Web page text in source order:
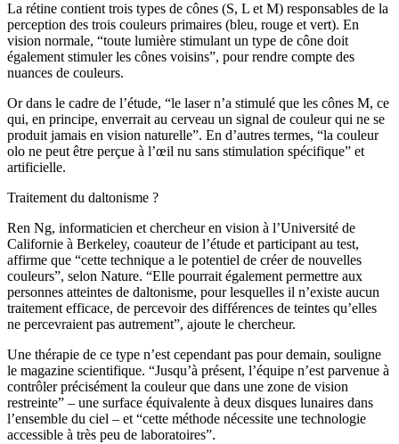
La rétine contient trois types de cônes (S, L et M) responsables de la
perception des trois couleurs primaires (bleu, rouge et vert). En
vision normale, “toute lumière stimulant un type de cône doit
également stimuler les cônes voisins”, pour rendre compte des
nuances de couleurs.
Or dans le cadre de l’étude, “le laser n’a stimulé que les cônes M, ce
qui, en principe, enverrait au cerveau un signal de couleur qui ne se
produit jamais en vision naturelle”. En d’autres termes, “la couleur
olo ne peut être perçue à l’œil nu sans stimulation spécifique” et
artificielle.
Traitement du daltonisme ?
Ren Ng, informaticien et chercheur en vision à l’Université de
Californie à Berkeley, coauteur de l’étude et participant au test,
affirme que “cette technique a le potentiel de créer de nouvelles
couleurs”, selon Nature. “Elle pourrait également permettre aux
personnes atteintes de daltonisme, pour lesquelles il n’existe aucun
traitement efficace, de percevoir des différences de teintes qu’elles
ne percevraient pas autrement”, ajoute le chercheur.
Une thérapie de ce type n’est cependant pas pour demain, souligne
le magazine scientifique. “Jusqu’à présent, l’équipe n’est parvenue à
contrôler précisément la couleur que dans une zone de vision
restreinte” – une surface équivalente à deux disques lunaires dans
l’ensemble du ciel – et “cette méthode nécessite une technologie
accessible à très peu de laboratoires”.